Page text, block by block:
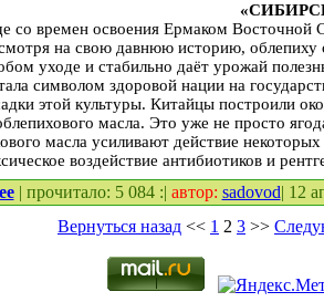
со времен освоения Ермаком Восточной
на свою давнюю историю,
уходе и стабильно даёт урожай
символом здоровой нации на
этой культуры. Китайцы построили
масла. Это уже не просто
масла усиливают действие
воздействие антибиотиков и
| прочитало: 5 084 :| автор: sadovod| 12
Вернуться назад << 1 2 3 >>